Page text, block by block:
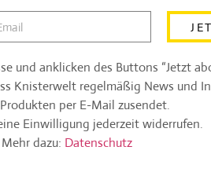
und anklicken des Buttons “Jetzt
Knisterwelt regelmäßig News und
per E-Mail zusendet.
Einwilligung jederzeit widerrufen.
Mehr dazu: Datenschutz